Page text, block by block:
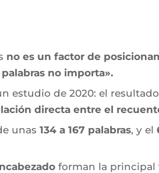
no es un factor de
no importa».
estudio de 2020: el
directa entre el
unas134 a 167 palabras, y el
forman la principal